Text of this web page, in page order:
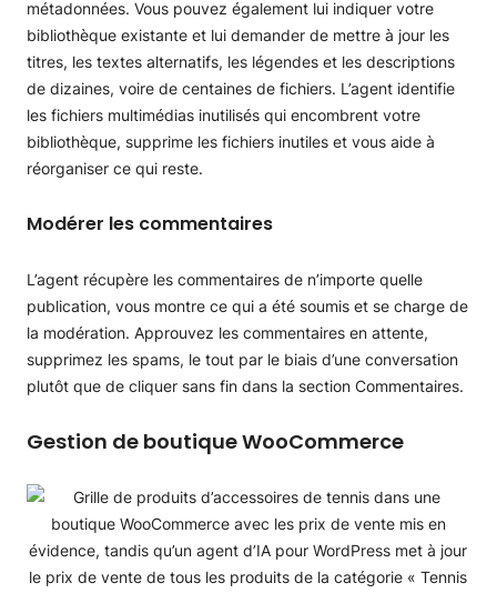
métadonnées. Vous pouvez également lui indiquer votre
bibliothèque existante et lui demander de mettre à jour les
titres, les textes alternatifs, les légendes et les descriptions
de dizaines, voire de centaines de fichiers. L’agent identifie
les fichiers multimédias inutilisés qui encombrent votre
bibliothèque, supprime les fichiers inutiles et vous aide à
réorganiser ce qui reste.
Modérer les commentaires
L’agent récupère les commentaires de n’importe quelle
publication, vous montre ce qui a été soumis et se charge de
la modération. Approuvez les commentaires en attente,
supprimez les spams, le tout par le biais d’une conversation
plutôt que de cliquer sans fin dans la section Commentaires.
Gestion de boutique WooCommerce